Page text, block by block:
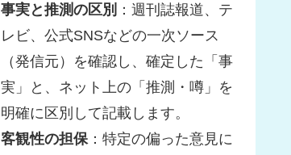
事実と推測の区別 ：週刊誌報道、テ
レビ、公式SNSなどの一次ソース
（発信元）を確認し、確定した「事
実」と、ネット上の「推測・噂」を
明確に区別して記載します。
客観性の担保 ：特定の偏った意見に